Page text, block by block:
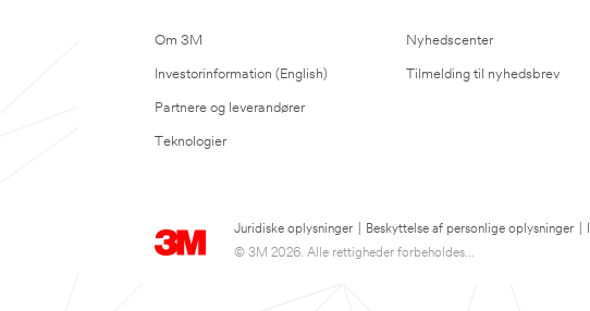
Om 3M
Investorinformation (English)
Partnere og leverandører
Teknologier
Nyhedscenter
Tilmelding til nyhedsbrev
Juridiske oplysninger Beskyttelse af personlige oplysninger
© 3M 2026. Alle rettigheder forbeholdes...